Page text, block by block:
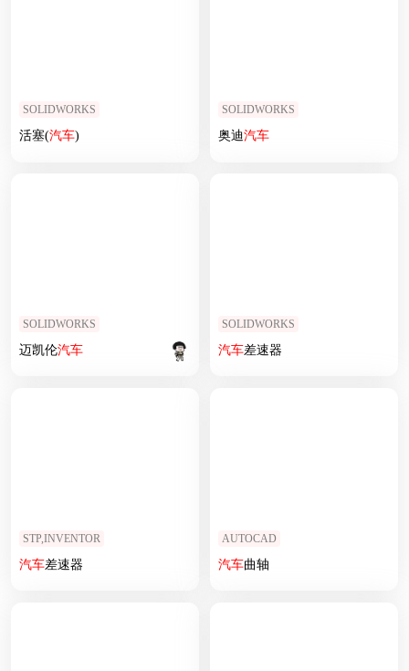
SOLIDWORKS
活塞(汽车)
SOLIDWORKS
奥迪汽车
SOLIDWORKS
迈凯伦汽车
SOLIDWORKS
汽车差速器
STP,INVENTOR
汽车差速器
AUTOCAD
汽车曲轴